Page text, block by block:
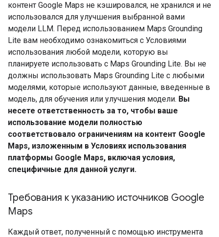
контент Google Maps не кэшировался, не хранился и не
использовался для улучшения выбранной вами
модели LLM. Перед использованием Maps Grounding
Lite вам необходимо ознакомиться с Условиями
использования любой модели, которую вы
планируете использовать с Maps Grounding Lite. Вы не
должны использовать Maps Grounding Lite с любыми
моделями, которые используют данные, введенные в
модель, для обучения или улучшения модели. Вы
несете ответственность за то, чтобы ваше
использование модели полностью
соответствовало ограничениям на контент Google
Maps, изложенным в Условиях использования
платформы Google Maps, включая условия,
специфичные для данной услуги.
Требования к указанию источников Google
Maps
Каждый ответ, полученный с помощью инструмента